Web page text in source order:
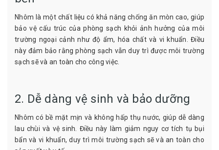
Nhôm là một chất liệu có khả năng chống ăn mòn cao, giúp
bảo vệ cấu trúc của phòng sạch khỏi ảnh hưởng của môi
trường ngoại cảnh như độ ẩm, hóa chất và vi khuẩn. Điều
này đảm bảo rằng phòng sạch vẫn duy trì được môi trường
sạch sẽ và an toàn cho công việc.
2. Dễ dàng vệ sinh và bảo dưỡng
Nhôm có bề mặt mịn và không hấp thụ nước, giúp dễ dàng
lau chùi và vệ sinh. Điều này làm giảm nguy cơ tích tụ bụi
bẩn và vi khuẩn, duy trì môi trường sạch sẽ và an toàn cho